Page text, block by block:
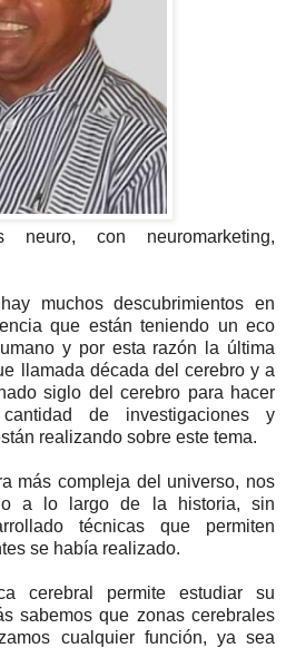
con neuromarketing,
muchos descubrimientos en
que están teniendo un eco
y por esta razón la última
llamada década del cerebro y a
siglo del cerebro para hacer
de investigaciones y
realizando sobre este tema.
más compleja del universo, nos
a lo largo de la historia, sin
técnicas que permiten
se había realizado.
cerebral permite estudiar su
sabemos que zonas cerebrales
cualquier función, ya sea